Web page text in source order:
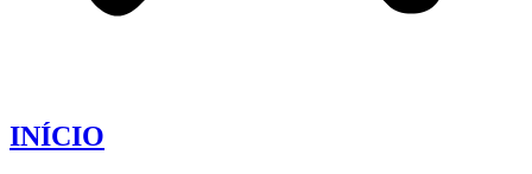
INÍCIO